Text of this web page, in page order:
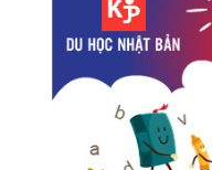
Chính sách cho phép
niên tại Nhật Bản